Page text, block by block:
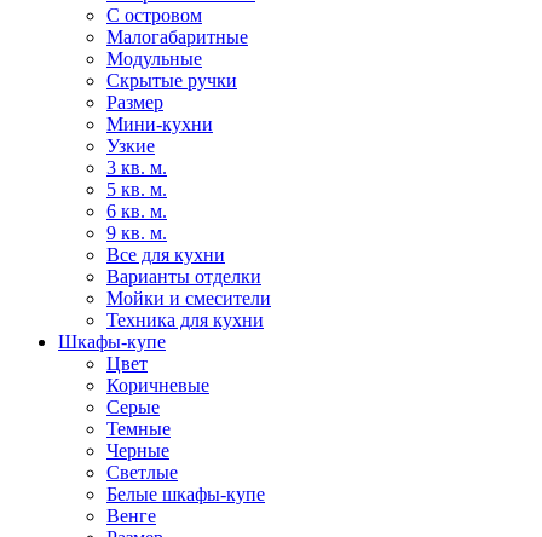
С островом
Малогабаритные
Модульные
Скрытые ручки
Размер
Мини-кухни
Узкие
3 кв. м.
5 кв. м.
6 кв. м.
9 кв. м.
Все для кухни
Варианты отделки
Мойки и смесители
Техника для кухни
Шкафы-купе
Цвет
Коричневые
Серые
Темные
Черные
Светлые
Белые шкафы-купе
Венге